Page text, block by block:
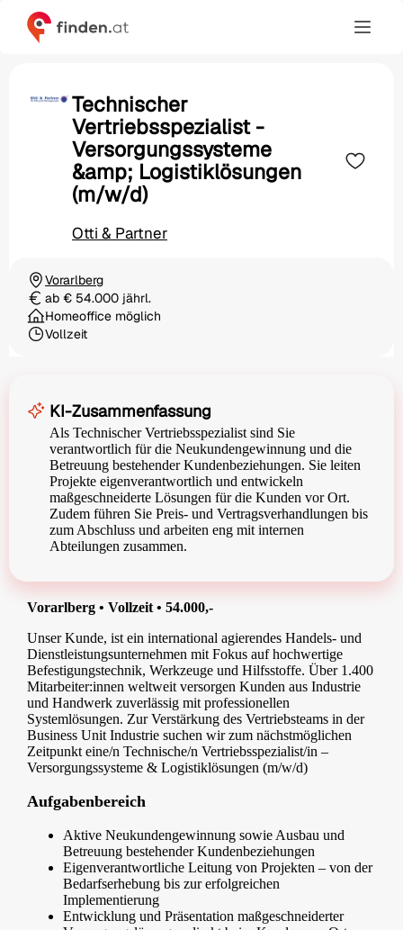
Technischer
Vertriebsspezialist -
Versorgungssysteme
&amp; Logistiklösungen
(m/w/d)
Otti & Partner
Ortschaft
Vorarlberg
Gehaltab € 54.000 jährl.
Homeoffice möglich
Beschäftigungsart
Vollzeit
KI-Zusammenfassung
Als Technischer Vertriebsspezialist sind Sie
verantwortlich für die Neukundengewinnung und die
Betreuung bestehender Kundenbeziehungen. Sie leiten
Projekte eigenverantwortlich und entwickeln
maßgeschneiderte Lösungen für die Kunden vor Ort.
Zudem führen Sie Preis- und Vertragsverhandlungen bis
zum Abschluss und arbeiten eng mit internen
Abteilungen zusammen.
Vorarlberg • Vollzeit • 54.000,-
Unser Kunde, ist ein international agierendes Handels- und
Dienstleistungsunternehmen mit Fokus auf hochwertige
Befestigungstechnik, Werkzeuge und Hilfsstoffe. Über 1.400
Mitarbeiter:innen weltweit versorgen Kunden aus Industrie
und Handwerk zuverlässig mit professionellen
Systemlösungen. Zur Verstärkung des Vertriebsteams in der
Business Unit Industrie suchen wir zum nächstmöglichen
Zeitpunkt eine/n Technische/n Vertriebsspezialist/in –
Versorgungssysteme & Logistiklösungen (m/w/d)
Aufgabenbereich
Aktive Neukundengewinnung sowie Ausbau und
Betreuung bestehender Kundenbeziehungen
Eigenverantwortliche Leitung von Projekten – von der
Bedarfserhebung bis zur erfolgreichen
Implementierung
Entwicklung und Präsentation maßgeschneiderter